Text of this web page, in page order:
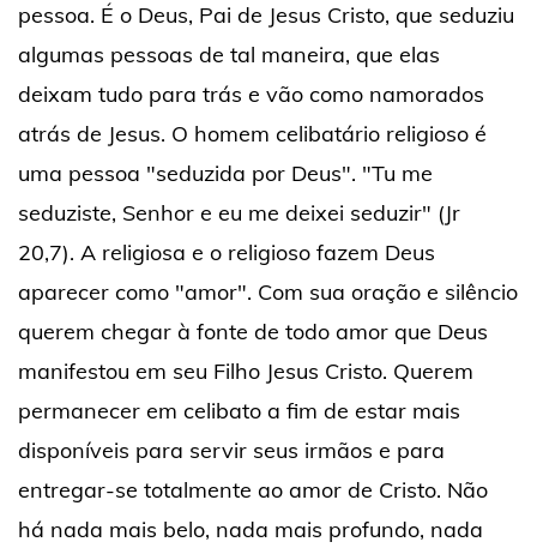
pessoa. É o Deus, Pai de Jesus Cristo, que seduziu
algumas pessoas de tal maneira, que elas
deixam tudo para trás e vão como namorados
atrás de Jesus. O homem celibatário religioso é
uma pessoa "seduzida por Deus". "Tu me
seduziste, Senhor e eu me deixei seduzir" (Jr
20,7). A religiosa e o religioso fazem Deus
aparecer como "amor". Com sua oração e silêncio
querem chegar à fonte de todo amor que Deus
manifestou em seu Filho Jesus Cristo. Querem
permanecer em celibato a fim de estar mais
disponíveis para servir seus irmãos e para
entregar-se totalmente ao amor de Cristo. Não
há nada mais belo, nada mais profundo, nada